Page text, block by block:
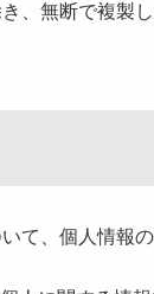
、無断で複製
て、個人情報